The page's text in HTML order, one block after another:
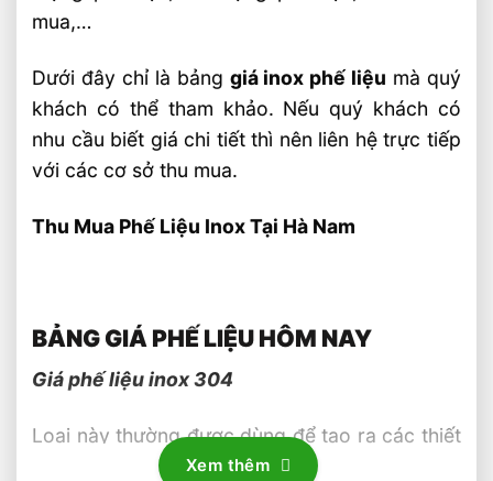
mua,…
Dưới đây chỉ là bảng giá inox phế liệu mà quý
khách có thể tham khảo. Nếu quý khách có
nhu cầu biết giá chi tiết thì nên liên hệ trực tiếp
với các cơ sở thu mua.
Thu Mua Phế Liệu Inox Tại Hà Nam
BẢNG GIÁ PHẾ LIỆU HÔM NAY
Giá phế liệu inox 304
Loại này thường được dùng để tạo ra các thiết
bị chế biến thực phẩm. Đặc biệt là ngành sản
Xem thêm